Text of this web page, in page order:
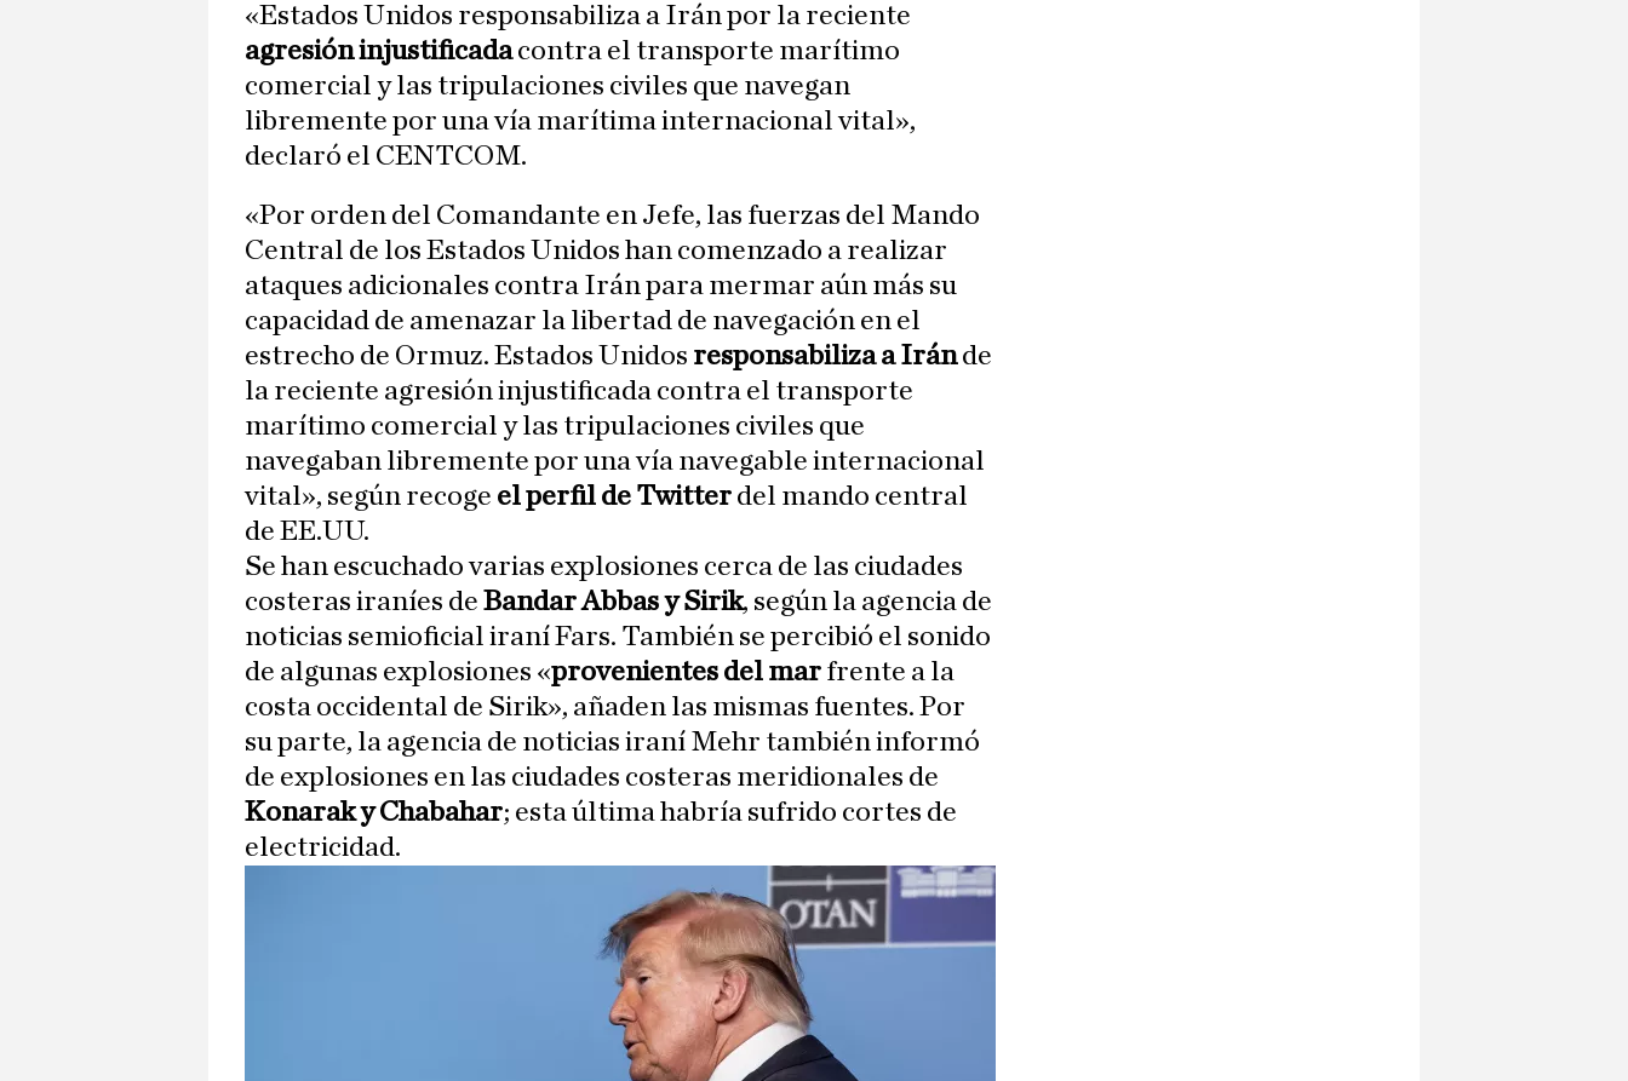
«Estados Unidos responsabiliza a Irán por la reciente
agresión injustificadacontra el transporte marítimo
comercial y las tripulaciones civiles que navegan
libremente por una vía marítima internacional vital»,
declaró el CENTCOM.
«Por orden del Comandante en Jefe, las fuerzas del Mando
Central de los Estados Unidos han comenzado a realizar
ataques adicionales contra Irán para mermar aún más su
capacidad de amenazar la libertad de navegación en el
estrecho de Ormuz. Estados Unidos responsabiliza a Iránde
la reciente agresión injustificada contra el transporte
marítimo comercial y las tripulaciones civiles que
navegaban libremente por una vía navegable internacional
vital», según recoge el perfil de Twitter del mando central
de EE.UU.
Se han escuchado varias explosiones cerca de las ciudades
costeras iraníes de Bandar Abbas y Sirik, según la agencia de
noticias semioficial iraní Fars. También se percibió el sonido
de algunas explosiones «provenientes del mar frente a la
costa occidental de Sirik», añaden las mismas fuentes. Por
su parte, la agencia de noticias iraní Mehr también informó
de explosiones en las ciudades costeras meridionales de
Konarak y Chabahar; esta última habría sufrido cortes de
electricidad.